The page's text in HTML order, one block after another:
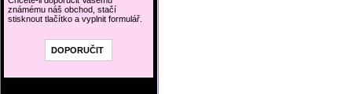
známému náš obchod, stačí
stisknout tlačítko a vyplnit formulář.